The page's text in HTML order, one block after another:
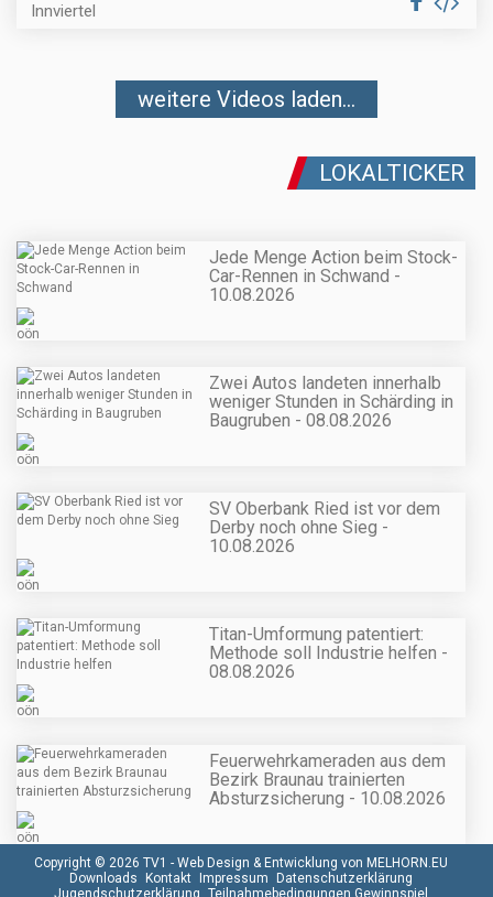
Innviertel
weitere Videos laden...
LOKALTICKER
Jede Menge Action beim Stock-
Car-Rennen in Schwand -
10.08.2026
Zwei Autos landeten innerhalb
weniger Stunden in Schärding in
Baugruben - 08.08.2026
SV Oberbank Ried ist vor dem
Derby noch ohne Sieg -
10.08.2026
Titan-Umformung patentiert:
Methode soll Industrie helfen -
08.08.2026
Feuerwehrkameraden aus dem
Bezirk Braunau trainierten
Absturzsicherung - 10.08.2026
Copyright © 2026 TV1 - Web Design & Entwicklung von MELHORN.EU
Downloads Kontakt Impressum Datenschutzerklärung
Jugendschutzerklärung Teilnahmebedingungen Gewinnspiel